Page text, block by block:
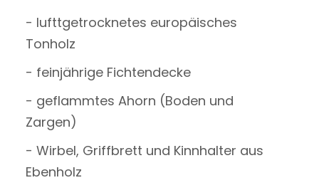
- lufttgetrocknetes europäisches
Tonholz
- feinjährige Fichtendecke
- geflammtes Ahorn (Boden und
Zargen)
- Wirbel, Griffbrett und Kinnhalter aus
Ebenholz